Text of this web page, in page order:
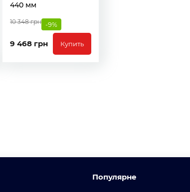
440 мм
10 348 грн -9%
9 468 грн Купить
Популярне